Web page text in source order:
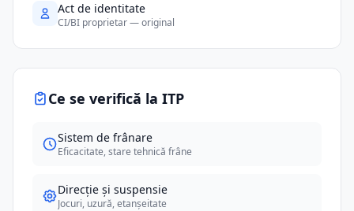
Act de identitate
CI/BI proprietar — original
Ce se verifică la ITP
Sistem de frânare
Eficacitate, stare tehnică frâne
Direcție și suspensie
Jocuri, uzură, etanșeitate